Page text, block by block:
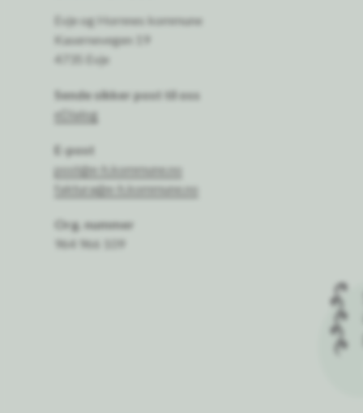
Evje og Hornnes kommune
Kasernevegen 19
4735 Evje
Sende sikker post til oss
eDialog
E-post
post@e-h.kommune.no
faktura@e-h.kommune.no
Org. nummer
964 966 109